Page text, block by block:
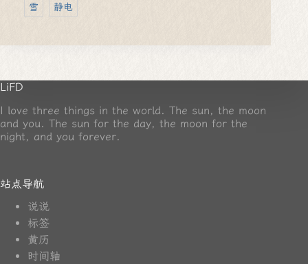
雪 静电
LiFD
I love three things in the world. The sun, the moon
and you. The sun for the day, the moon for the
night, and you forever.
站点导航
说说
标签
黄历
时间轴